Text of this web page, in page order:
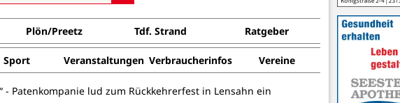
Plön/Preetz Tdf. Strand Ratgeber
Sport Veranstaltungen Verbraucherinfos Vereine
Patenkompanie lud zum Rückkehrerfest in Lensahn ein